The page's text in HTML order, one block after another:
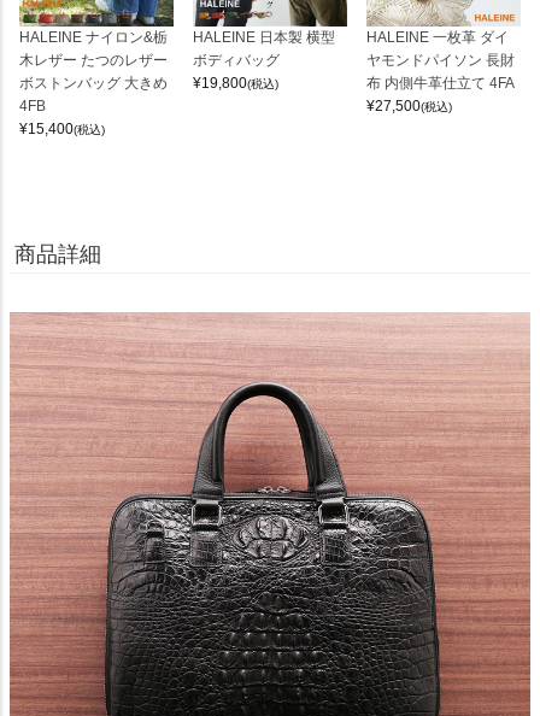
HALEINE ナイロン&栃
木レザー たつのレザー
ボストンバッグ 大きめ
4FB
¥15,400(税込)
HALEINE 日本製 横型
ボディバッグ
¥19,800(税込)
HALEINE 一枚革 ダイ
ヤモンドパイソン 長財
布 内側牛革仕立て 4FA
¥27,500(税込)
商品詳細